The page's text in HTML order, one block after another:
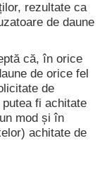
rezultate ca
de daune
că, în orice
de orice fel
de
fi achitate
mod și în
achitate de